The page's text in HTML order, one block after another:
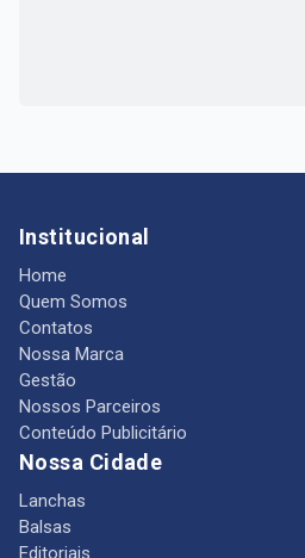
Institucional
Home
Quem Somos
Contatos
Nossa Marca
Gestão
Nossos Parceiros
Conteúdo Publicitário
Nossa Cidade
Lanchas
Balsas
Editoriais